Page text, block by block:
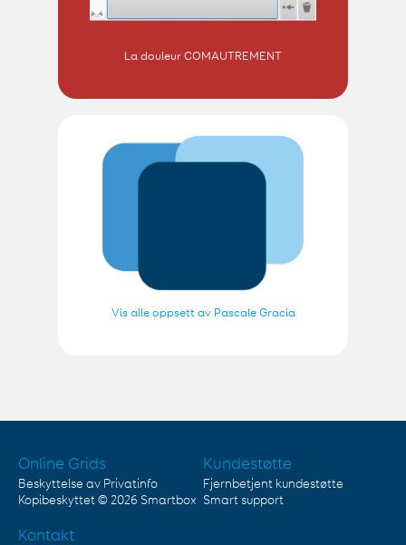
La douleur COMAUTREMENT
Vis alle oppsett av Pascale Gracia
Online Grids
Beskyttelse av Privatinfo
Kopibeskyttet © 2026 Smartbox
Kundestøtte
Fjernbetjent kundestøtte
Smart support
Kontakt